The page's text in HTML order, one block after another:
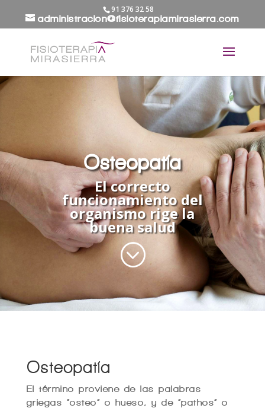
91 376 32 58
administracion@fisioterapiamirasierra.com
Osteopatía
El correcto
funcionamiento del
organismo rige la
buena salud
;
Osteopatía
El término proviene de las palabras
griegas “osteo” o hueso, y de “pathos” o